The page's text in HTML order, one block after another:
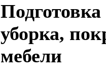
уборка,
мебели